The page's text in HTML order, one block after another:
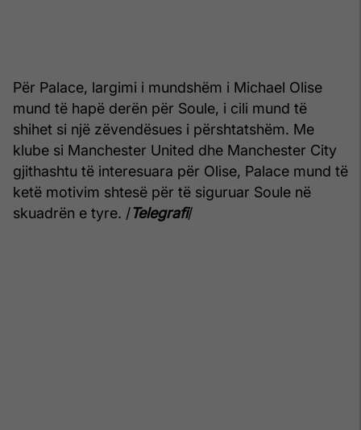
Për Palace, largimi i mundshëm i Michael Olise
mund të hapë derën për Soule, i cili mund të
shihet si një zëvendësues i përshtatshëm. Me
klube si Manchester United dhe Manchester City
gjithashtu të interesuara për Olise, Palace mund të
ketë motivim shtesë për të siguruar Soule në
skuadrën e tyre. /Telegrafi/